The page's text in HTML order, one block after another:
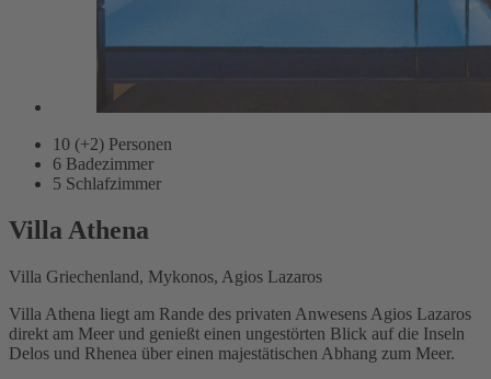
10 (+2) Personen
6 Badezimmer
5 Schlafzimmer
Villa Athena
Villa Griechenland, Mykonos, Agios Lazaros
Villa Athena liegt am Rande des privaten Anwesens Agios Lazaros
direkt am Meer und genießt einen ungestörten Blick auf die Inseln
Delos und Rhenea über einen majestätischen Abhang zum Meer.